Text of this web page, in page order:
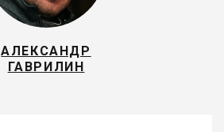
АЛЕКСАНДР
ГАВРИЛИН